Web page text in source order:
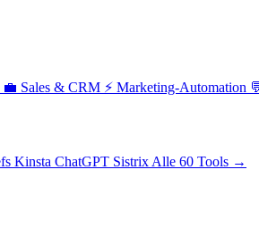
💼 Sales & CRM ⚡ Marketing-Automation
Kinsta ChatGPT Sistrix Alle 60 Tools →